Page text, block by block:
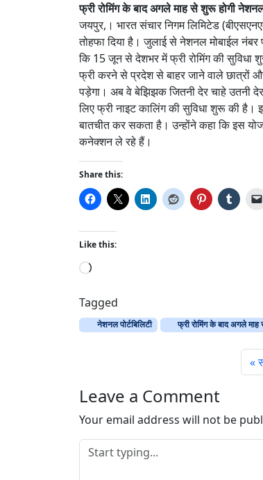
फ्री रोमिंग के बाद अगले माह से शुरू होगी नेशनल
जयपुर,। भारत संचार निगम लिमिटेड
तोहफा दिया है। जुलाई से नेशनल मोबाईल नंबर
कि 15 जून से देशभर में फ्री रोमिंग की सुविधा
फ्री करने से प्रदेश से बाहर जाने वाले छात्रों और
पड़ेगा। अब वे बेझिझक जितनी देर चाहे उतनी
लिए फ्री नाइट कालिंग की सुविधा शुरू की
बातचीत कर सकता है। उन्होंने कहा कि इस
कनेक्शन ले रहे हैं।
Share this:
Like this:
L
a
d
i
Tagged
नेशनल पोर्टबिलिटी फ्री रोमिंग के बाद अगले माह
Leave a Comment
Your email address will not be